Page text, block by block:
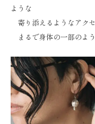
ような
寄り添えるようなアク
まるで身体の一部のよ